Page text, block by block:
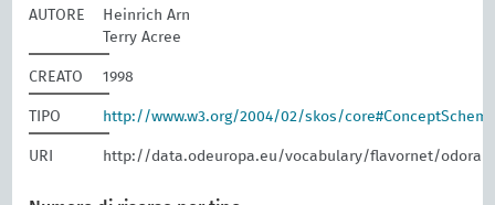
AUTORE
Heinrich Arn
Terry Acree
CREATO 1998
TIPO http://www.w3.org/2004/02/skos/
URI http://data.odeuropa.eu/vocabulary/flavornet/